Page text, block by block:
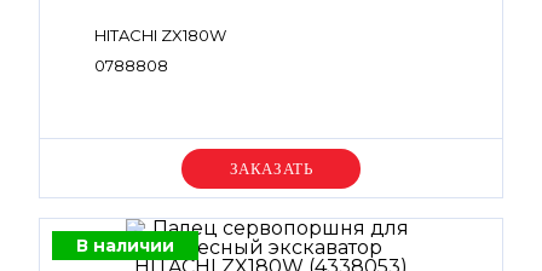
HITACHI ZX180W
0788808
Уточняйте цену
В наличии